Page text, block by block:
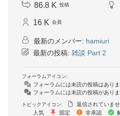
86.8 K 投稿
16 K 会員
最新のメンバー: hamiuri
最新の投稿: 雑談 Part 2
フォーラムアイコン:
フォーラムには未読の投稿はあり
フォーラムには未読の投稿があり
トピックアイコン: 返信されていま
人気
固定 非承認